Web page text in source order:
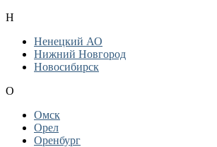
Н
Ненецкий АО
Нижний Новгород
Новосибирск
О
Омск
Орел
Оренбург